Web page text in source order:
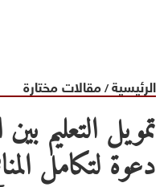
الرئيسية/مقالات مختارة
تمويل التعليم
دعوة لتكامل